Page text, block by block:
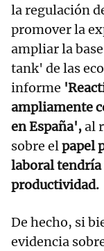
la regulación
promover la
ampliar la
tank' de las
informe
ampliamente
en España',al
sobre elpapel
laboral tendría
productividad.
De hecho, si
evidencia